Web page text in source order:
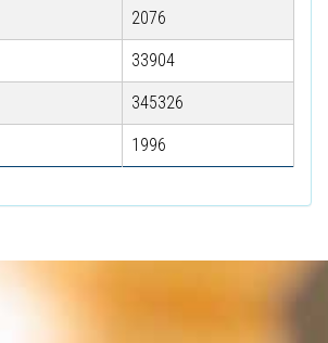
2076
33904
345326
1996